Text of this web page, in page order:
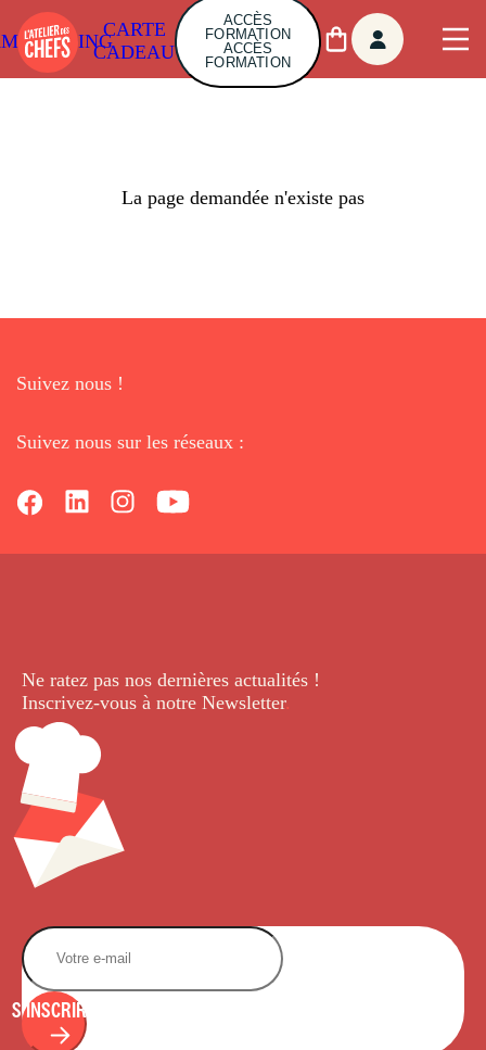
CARTE
CADEAU
ACCÈS
FORMATION
ACCÈS
FORMATION
La page demandée n'existe pas
Suivez nous !
Suivez nous sur les réseaux :
Ne ratez pas nos dernières actualités !
Inscrivez-vous à notre Newsletter.
S'INSCRIRE